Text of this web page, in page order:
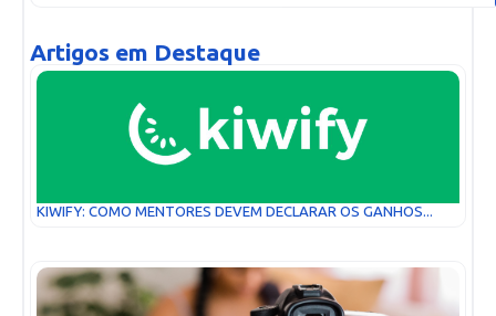
Artigos em Destaque
KIWIFY: COMO MENTORES DEVEM DECLARAR OS GANHOS...